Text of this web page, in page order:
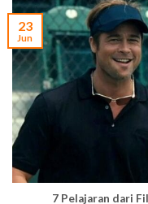
7 Pelajaran dari
23
Jun